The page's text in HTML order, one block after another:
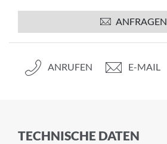
ANFRAGEN
ANRUFEN E-MAIL
TECHNISCHE DATEN